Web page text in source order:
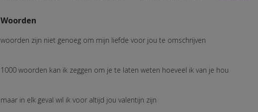
Woorden
woorden zijn niet genoeg om mijn liefde voor jou te omschrijven
1000 woorden kan ik zeggen om je te laten weten hoeveel ik van je hou
maar in elk geval wil ik voor altijd jou valentijn zijn